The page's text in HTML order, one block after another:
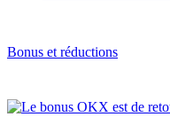
Bonus et réductions